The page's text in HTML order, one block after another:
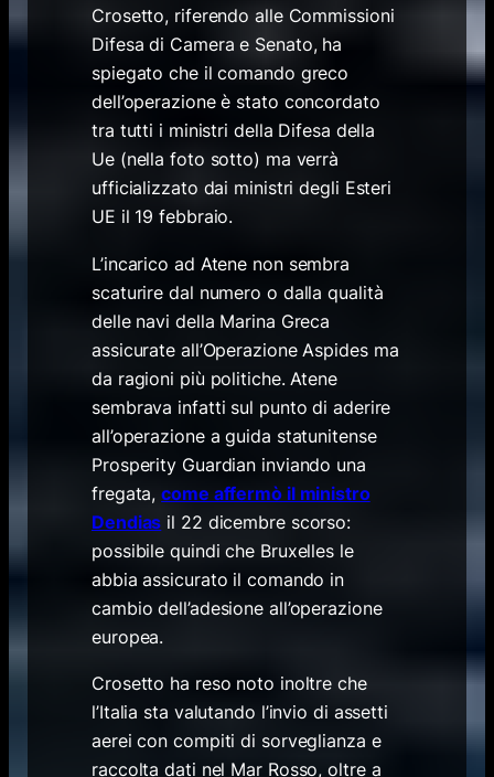
Crosetto, riferendo alle Commissioni
Difesa di Camera e Senato, ha
spiegato che il comando greco
dell’operazione è stato concordato
tra tutti i ministri della Difesa della
Ue (nella foto sotto) ma verrà
ufficializzato dai ministri degli Esteri
UE il 19 febbraio.
L’incarico ad Atene non sembra
scaturire dal numero o dalla qualità
delle navi della Marina Greca
assicurate all’Operazione Aspides ma
da ragioni più politiche. Atene
sembrava infatti sul punto di aderire
all’operazione a guida statunitense
Prosperity Guardian inviando una
fregata,come affermò il ministro
Dendias il 22 dicembre scorso:
possibile quindi che Bruxelles le
abbia assicurato il comando in
cambio dell’adesione all’operazione
europea.
Crosetto ha reso noto inoltre che
l’Italia sta valutando l’invio di assetti
aerei con compiti di sorveglianza e
raccolta dati nel Mar Rosso, oltre a